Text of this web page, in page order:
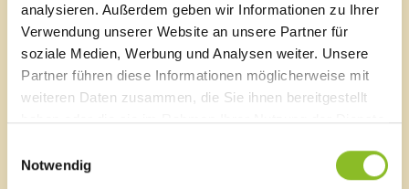
analysieren. Außerdem geben wir Informationen zu Ihrer
Verwendung unserer Website an unsere Partner für
soziale Medien, Werbung und Analysen weiter. Unsere
Partner führen diese Informationen möglicherweise mit
weiteren Daten zusammen, die Sie ihnen bereitgestellt
haben oder die sie im Rahmen Ihrer Nutzung der Dienste
Notwendig
Marktgemeinde Frastanz
Sägenplatz 1
A-6820 Frastanz, Österreich